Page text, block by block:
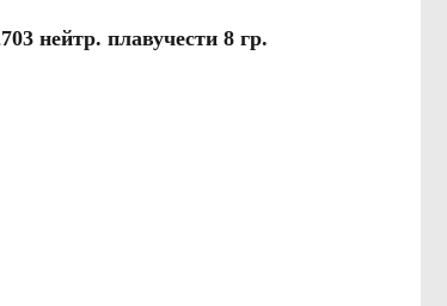
нейтр. плавучести 8 гр.